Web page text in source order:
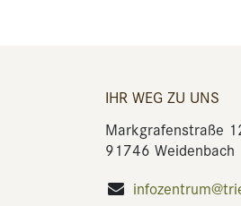
IHR WEG ZU UNS
Markgrafenstraße
91746 Weidenbach